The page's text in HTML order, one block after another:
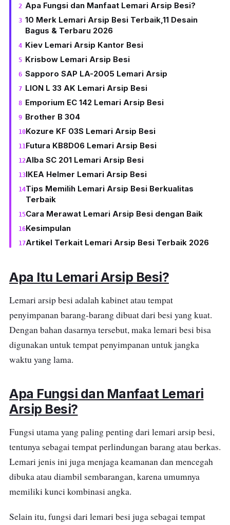
Apa Fungsi dan Manfaat Lemari Arsip Besi?
10 Merk Lemari Arsip Besi Terbaik,11 Desain
Bagus & Terbaru 2026
Kiev Lemari Arsip Kantor Besi
Krisbow Lemari Arsip Besi
Sapporo SAP LA-2005 Lemari Arsip
LION L 33 AK Lemari Arsip Besi
Emporium EC 142 Lemari Arsip Besi
Brother B 304
Kozure KF 03S Lemari Arsip Besi
Futura KB8D06 Lemari Arsip Besi
Alba SC 201 Lemari Arsip Besi
IKEA Helmer Lemari Arsip Besi
Tips Memilih Lemari Arsip Besi Berkualitas
Terbaik
Cara Merawat Lemari Arsip Besi dengan Baik
Kesimpulan
Artikel Terkait Lemari Arsip Besi Terbaik 2026
Apa Itu Lemari Arsip Besi?
Lemari arsip besi adalah kabinet atau tempat
penyimpanan barang-barang dibuat dari besi yang kuat.
Dengan bahan dasarnya tersebut, maka lemari besi bisa
digunakan untuk tempat penyimpanan untuk jangka
waktu yang lama.
Apa Fungsi dan Manfaat Lemari
Arsip Besi?
Fungsi utama yang paling penting dari lemari arsip besi,
tentunya sebagai tempat perlindungan barang atau berkas.
Lemari jenis ini juga menjaga keamanan dan mencegah
dibuka atau diambil sembarangan, karena umumnya
memiliki kunci kombinasi angka.
Selain itu, fungsi dari lemari besi juga sebagai tempat